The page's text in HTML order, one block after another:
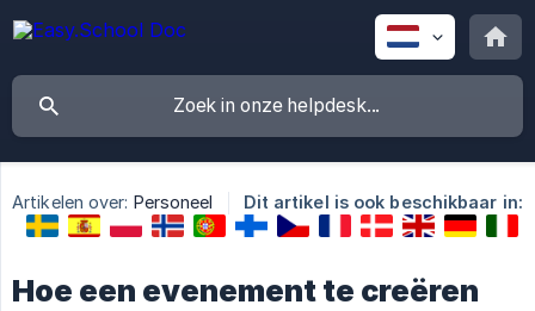
Artikelen over: Personeel Dit artikel is ook beschikbaar in:
Hoe een evenement te creëren